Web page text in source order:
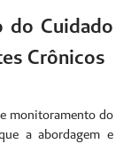
do Cuidado
Crônicos
monitoramento do
a abordagem e